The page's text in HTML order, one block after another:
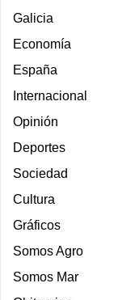
Galicia
Economía
España
Internacional
Opinión
Deportes
Sociedad
Cultura
Gráficos
Somos Agro
Somos Mar